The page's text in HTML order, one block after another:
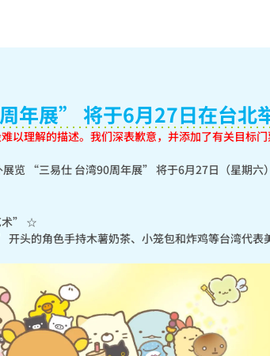
年展” 将于6月27日在台北
展览 “三易仕 台湾90周年展” 将于6月27日（星期
术” ☆
头的角色手持木薯奶茶、小笼包和炸鸡等台湾代表